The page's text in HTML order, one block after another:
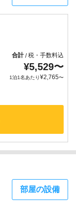
合計/税・手数料込
¥5,529〜
1泊1名あたり¥2,765〜
部屋の設備